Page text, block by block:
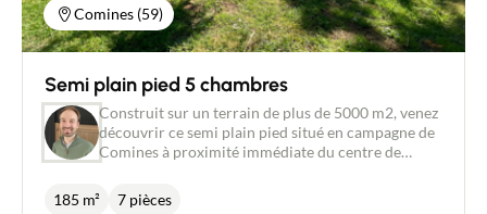
Actualités
Guides
Contact
Comines (59)
Semi plain pied 5 chambres
Construit sur un terrain de plus de 5000 m2, venez
découvrir ce semi plain pied situé en campagne de
Comines à proximité immédiate du centre de
d'une belle pièce de vie lumineuse dotée d'une
185 m² 7 pièces